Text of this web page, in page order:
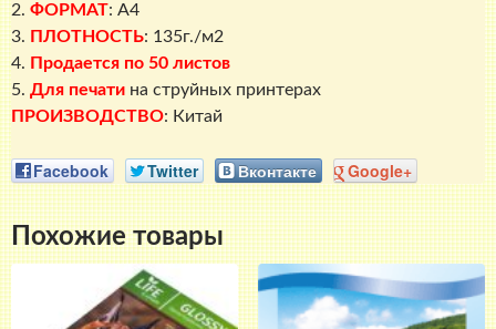
2. ФОРМАТ: A4
3. ПЛОТНОСТЬ: 135г./м2
4. Продается по 50 листов
5. Для печати на струйных принтерах
ПРОИЗВОДСТВО: Китай
Facebook Twitter Вконтакте Google+
Похожие товары